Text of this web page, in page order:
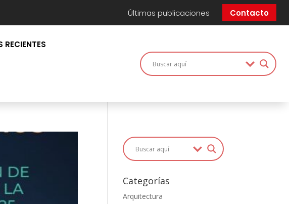
Últimas publicaciones Contacto
RECIENTES
Categorías
Arquitectura